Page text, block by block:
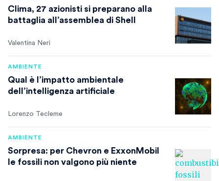
Clima, 27 azionisti si preparano alla
battaglia all’assemblea di Shell
Valentina Neri
AMBIENTE
Qual è l’impatto ambientale
dell’intelligenza artificiale
Lorenzo Tecleme
AMBIENTE
Sorpresa: per Chevron e ExxonMobil
le fossili non valgono più niente